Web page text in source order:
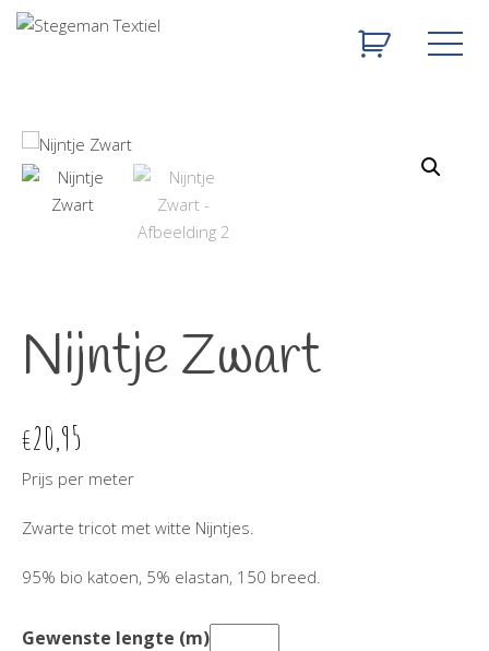
Nijntje Zwart
€20,95
Prijs per meter
Zwarte tricot met witte Nijntjes.
95% bio katoen, 5% elastan, 150 breed.
Gewenste lengte (m)